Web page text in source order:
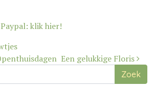
klik hier!
Een gelukkige Floris